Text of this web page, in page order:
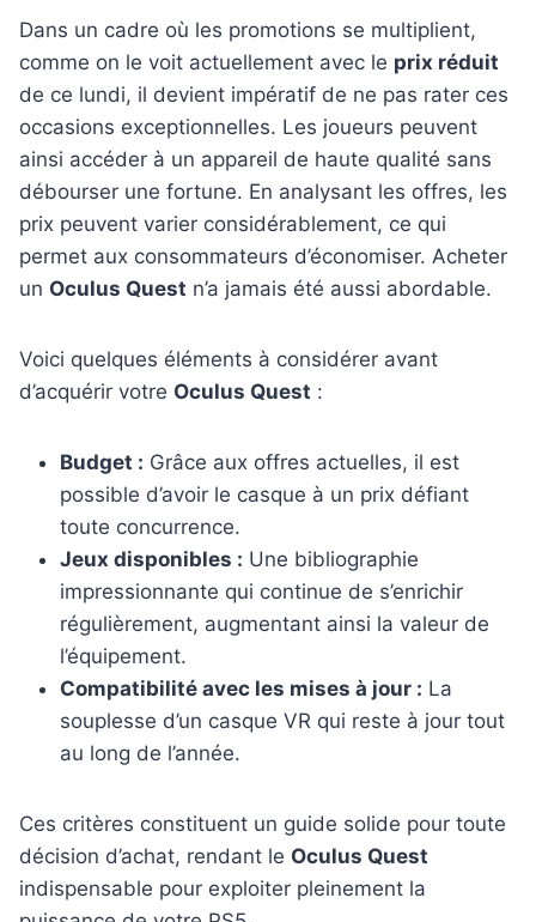
Dans un cadre où les promotions se multiplient,
comme on le voit actuellement avec le prix réduit
de ce lundi, il devient impératif de ne pas rater ces
occasions exceptionnelles. Les joueurs peuvent
ainsi accéder à un appareil de haute qualité sans
débourser une fortune. En analysant les offres, les
prix peuvent varier considérablement, ce qui
permet aux consommateurs d’économiser. Acheter
un Oculus Quest n’a jamais été aussi abordable.
Voici quelques éléments à considérer avant
d’acquérir votre Oculus Quest :
Budget : Grâce aux offres actuelles, il est
possible d’avoir le casque à un prix défiant
toute concurrence.
Jeux disponibles : Une bibliographie
impressionnante qui continue de s’enrichir
régulièrement, augmentant ainsi la valeur de
l’équipement.
Compatibilité avec les mises à jour : La
souplesse d’un casque VR qui reste à jour tout
au long de l’année.
Ces critères constituent un guide solide pour toute
décision d’achat, rendant le Oculus Quest
indispensable pour exploiter pleinement la